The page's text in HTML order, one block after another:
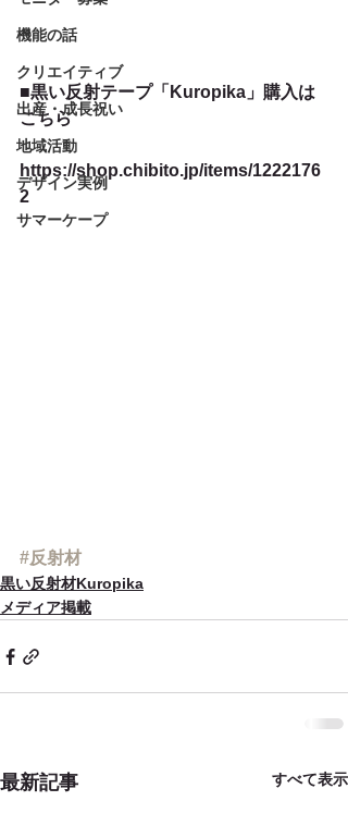
機能の話
クリエイティブ
出産・成長祝い
地域活動
デザイン実例
サマーケープ
■黒い反射テープ「Kuropika」購入は
こちら
https://shop.chibito.jp/items/1222176
2
#反射材
黒い反射材Kuropika
メディア掲載
最新記事 すべて表示